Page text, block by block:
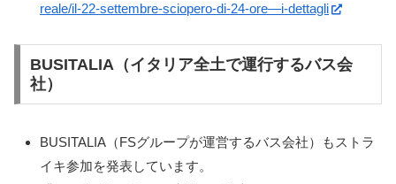
reale/il-22-settembre-sciopero-di-24-ore—i-dettagli
BUSITALIA（イタリア全土で運行するバス会
社）
BUSITALIA（FSグループが運営するバス会社）もストラ
イキ参加を発表しています。